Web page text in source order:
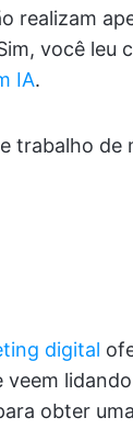
realizam
você leu
IA.
trabalho
digital
obter